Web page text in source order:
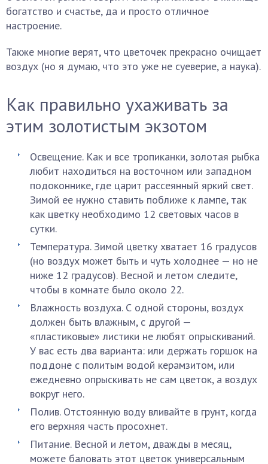
богатство и счастье, да и просто отличное
настроение.
Также многие верят, что цветочек прекрасно очищает
воздух (но я думаю, что это уже не суеверие, а наука).
Как правильно ухаживать за
этим золотистым экзотом
Освещение. Как и все тропиканки, золотая рыбка
любит находиться на восточном или западном
подоконнике, где царит рассеянный яркий свет.
Зимой ее нужно ставить поближе к лампе, так
как цветку необходимо 12 световых часов в
сутки.
Температура. Зимой цветку хватает 16 градусов
(но воздух может быть и чуть холоднее — но не
ниже 12 градусов). Весной и летом следите,
чтобы в комнате было около 22.
Влажность воздуха. С одной стороны, воздух
должен быть влажным, с другой —
«пластиковые» листики не любят опрыскиваний.
У вас есть два варианта: или держать горшок на
поддоне с политым водой керамзитом, или
ежедневно опрыскивать не сам цветок, а воздух
вокруг него.
Полив. Отстоянную воду вливайте в грунт, когда
его верхняя часть просохнет.
Питание. Весной и летом, дважды в месяц,
можете баловать этот цветок универсальным